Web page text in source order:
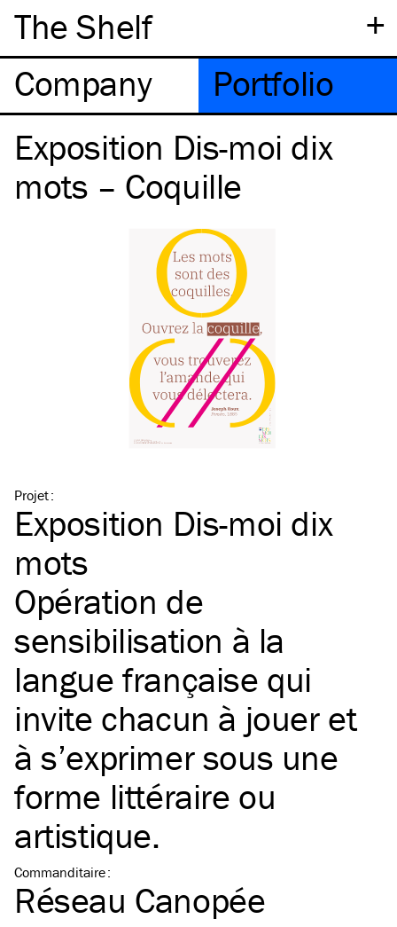
+
The Shelf
Company
Portfolio
Exposition Dis-moi dix
mots – Coquille
Projet:
Exposition Dis-moi dix
mots
Opération de
sensibilisation à la
langue française qui
invite chacun à jouer et
à s’exprimer sous une
forme littéraire ou
artistique.
Commanditaire:
Réseau Canopée